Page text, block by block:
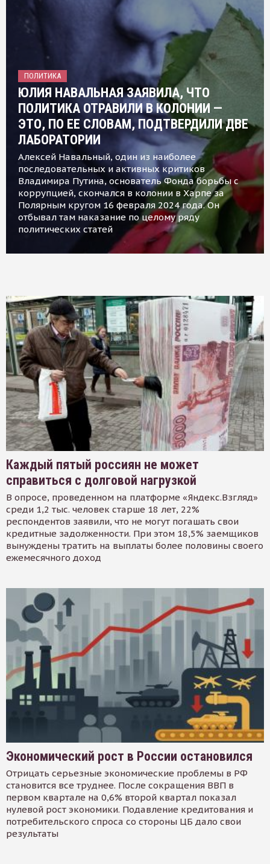
ПОЛИТИКА
ЮЛИЯ НАВАЛЬНАЯ ЗАЯВИЛА, ЧТО
ПОЛИТИКА ОТРАВИЛИ В КОЛОНИИ —
ЭТО, ПО ЕЕ СЛОВАМ, ПОДТВЕРДИЛИ ДВЕ
ЛАБОРАТОРИИ
Алексей Навальный, один из наиболее
последовательных и активных критиков
Владимира Путина, основатель Фонда борьбы с
коррупцией, скончался в колонии в Харпе за
Полярным кругом 16 февраля 2024 года. Он
отбывал там наказание по целому ряду
политических статей
Каждый пятый россиян не может
справиться с долговой нагрузкой
В опросе, проведенном на платформе «Яндекс.Взгляд»
среди 1,2 тыс. человек старше 18 лет, 22%
респондентов заявили, что не могут погашать свои
кредитные задолженности. При этом 18,5% заемщиков
вынуждены тратить на выплаты более половины своего
ежемесячного доход
Экономический рост в России остановился
Отрицать серьезные экономические проблемы в РФ
становится все труднее. После сокращения ВВП в
первом квартале на 0,6% второй квартал показал
нулевой рост экономики. Подавление кредитования и
потребительского спроса со стороны ЦБ дало свои
результаты